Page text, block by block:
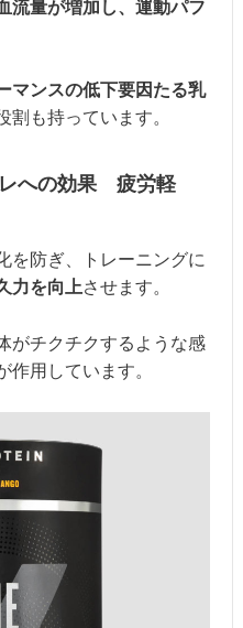
流量が増加し、運動パフ
マンスの低下要因たる乳
割も持っています。
への効果 疲労軽
を防ぎ、トレーニングに
力を向上させます。
がチクチクするような感
作用しています。